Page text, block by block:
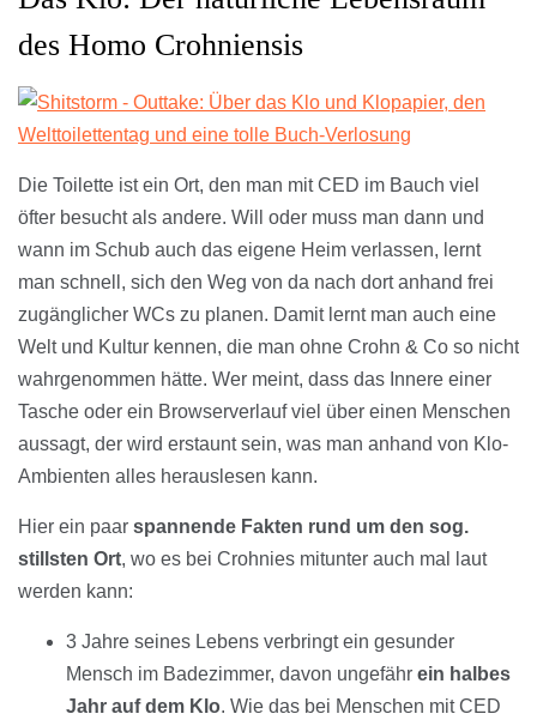
des Homo Crohniensis
Die Toilette ist ein Ort, den man mit CED im Bauch viel
öfter besucht als andere. Will oder muss man dann und
wann im Schub auch das eigene Heim verlassen, lernt
man schnell, sich den Weg von da nach dort anhand frei
zugänglicher WCs zu planen. Damit lernt man auch eine
Welt und Kultur kennen, die man ohne Crohn & Co so nicht
wahrgenommen hätte. Wer meint, dass das Innere einer
Tasche oder ein Browserverlauf viel über einen Menschen
aussagt, der wird erstaunt sein, was man anhand von Klo-
Ambienten alles herauslesen kann.
Hier ein paar spannende Fakten rund um den sog.
stillsten Ort, wo es bei Crohnies mitunter auch mal laut
werden kann:
3 Jahre seines Lebens verbringt ein gesunder
Mensch im Badezimmer, davon ungefähr ein halbes
Jahr auf dem Klo. Wie das bei Menschen mit CED